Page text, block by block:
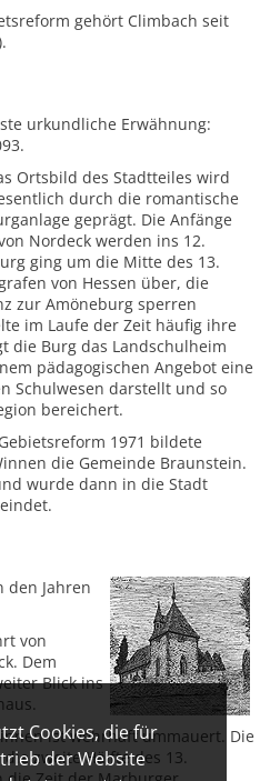
Cookies, die für
der Website
gehört Climbach seit
urkundliche Erwähnung:
Ortsbild des Stadtteiles wird
durch die romantische
geprägt. Die Anfänge
Nordeck werden ins 12.
ging um die Mitte des 13.
von Hessen über, die
zur Amöneburg sperren
im Laufe der Zeit häufig ihre
die Burg das Landschulheim
pädagogischen Angebot eine
Schulwesen darstellt und so
bereichert.
1971 bildete
die Gemeinde Braunstein.
wurde dann in die Stadt
den Jahren
von
Dem
Blick ins
ist wehrhaft ummauert. Die
zweite Hälfte des 13.